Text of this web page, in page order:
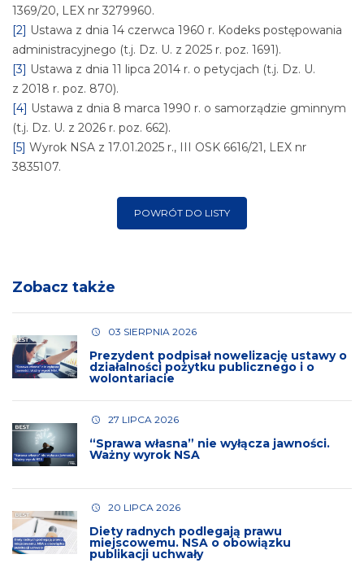
1369/20, LEX nr 3279960.
[2] Ustawa z dnia 14 czerwca 1960 r. Kodeks postępowania
administracyjnego (t.j. Dz. U. z 2025 r. poz. 1691).
[3] Ustawa z dnia 11 lipca 2014 r. o petycjach (t.j. Dz. U.
z 2018 r. poz. 870).
[4] Ustawa z dnia 8 marca 1990 r. o samorządzie gminnym
(t.j. Dz. U. z 2026 r. poz. 662).
[5] Wyrok NSA z 17.01.2025 r., III OSK 6616/21, LEX nr
3835107.
POWRÓT DO LISTY
Zobacz także
03 SIERPNIA 2026
Prezydent podpisał nowelizację ustawy o
działalności pożytku publicznego i o
wolontariacie
27 LIPCA 2026
“Sprawa własna” nie wyłącza jawności.
Ważny wyrok NSA
20 LIPCA 2026
Diety radnych podlegają prawu
miejscowemu. NSA o obowiązku
publikacji uchwały